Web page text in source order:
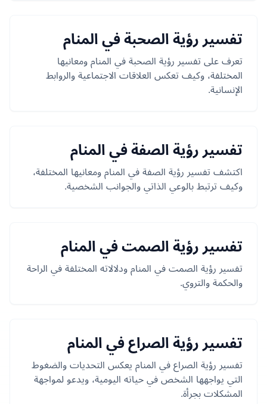
تفسير رؤية الصحبة في المنام
تعرف على تفسير رؤية الصحبة في المنام ومعانيها
المختلفة، وكيف تعكس العلاقات الاجتماعية والروابط
الإنسانية.
تفسير رؤية الصفة في المنام
اكتشف تفسير رؤية الصفة في المنام ومعانيها المختلفة،
وكيف ترتبط بالوعي الذاتي والجوانب الشخصية.
تفسير رؤية الصمت في المنام
تفسير رؤية الصمت في المنام ودلالاته المختلفة في الراحة
والحكمة والتروي.
تفسير رؤية الصراع في المنام
تفسير رؤية الصراع في المنام يعكس التحديات والضغوط
التي يواجهها الشخص في حياته اليومية، ويدعو لمواجهة
المشكلات بجرأة.